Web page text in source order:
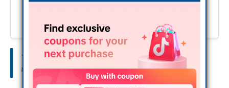
A post shared by Alif Satar®️ (@alifsatar)
“Jom geng.. al-Kahfi kasi on! Jom race gi masjid,”
tulisnya ringkas.